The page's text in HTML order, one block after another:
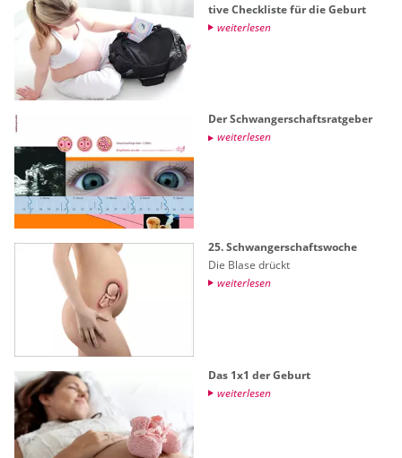
ti­ve Check­lis­te für die Ge­burt
wei­ter­le­sen
Der Schwan­ger­schafts­rat­ge­ber
wei­ter­le­sen
25. Schwan­ger­schafts­wo­che
Die Blase drückt
wei­ter­le­sen
Das 1x1 der Ge­burt
wei­ter­le­sen